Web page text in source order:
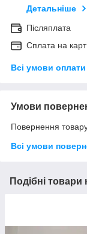
Детальніше
Післяплата
Сплата на
Всі умови оплати
Умови
Повернення
Всі умови
Подібні товари